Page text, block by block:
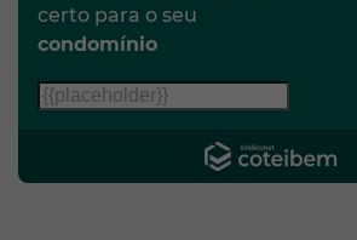
certo para o seu
condomínio